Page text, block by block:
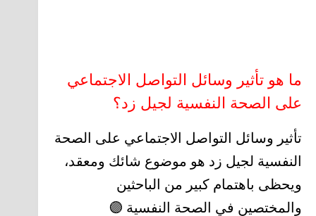
ما هو تأثير وسائل التواصل الاجتماعي
على الصحة النفسية لجيل زد؟
تأثير وسائل التواصل الاجتماعي على الصحة
النفسية لجيل زد هو موضوع شائك ومعقد،
ويحظى باهتمام كبير من الباحثين
والمختصين في الصحة النفسية 🟣